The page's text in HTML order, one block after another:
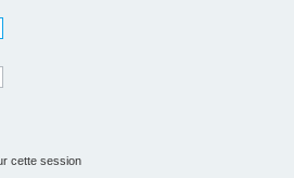
cette session